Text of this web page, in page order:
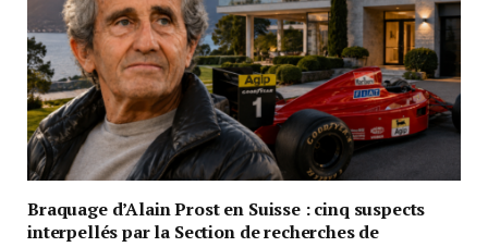
Braquage d’Alain Prost en Suisse : cinq suspects
interpellés par la Section de recherches de